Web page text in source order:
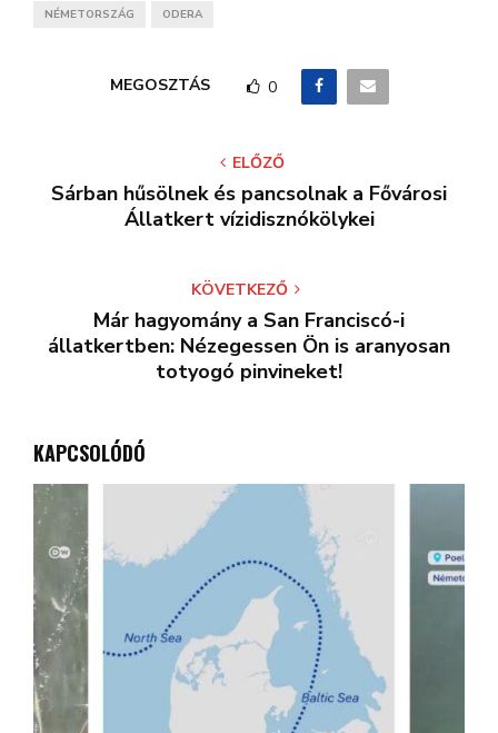
NÉMETORSZÁG ODERA
MEGOSZTÁS 0
ELŐZŐ
Sárban hűsölnek és pancsolnak a Fővárosi
Állatkert vízidisznókölykei
KÖVETKEZŐ
Már hagyomány a San Franciscó-i
állatkertben: Nézegessen Ön is aranyosan
totyogó pinvineket!
KAPCSOLÓDÓ